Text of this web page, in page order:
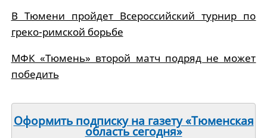
В Тюмени пройдет Всероссийский турнир по
греко-римской борьбе
МФК «Тюмень» второй матч подряд не может
победить
Оформить подписку на газету «Тюменская
область сегодня»